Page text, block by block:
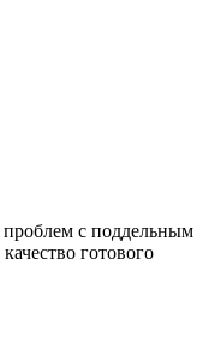
с поддельным
готового